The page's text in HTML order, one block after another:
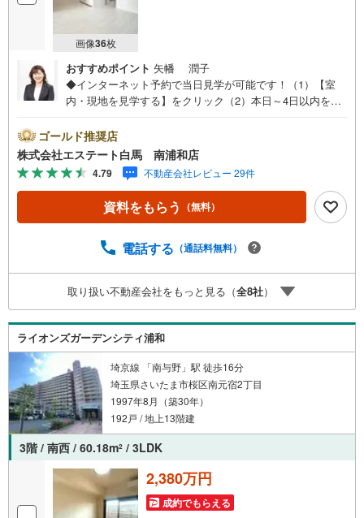
画像36枚
おすすめポイント 矢幡 潤子
◆インターネット予約で当日見学が可能です！（1）【室
内・現地を見学する】をクリック（2）本日～4日以内をご
ください。◆10:00～21:00はお電話でのお問い合わせがス
ムーズです。●7階建て最上階南東向き住戸●新規リノベー
ションマンション●食洗器や浴室乾燥機など充実の設備【Y
ahoo！ 不動産キャンペーン対象店舗です】 当店で物件を
成約するとPayPayボーナスをプレゼント！◆エステート白
馬の5大サポート◆1.FP相談サポート社外のファイナンシ
ス新築住宅は2年、中古住宅は半年の設備修理サービスが無
ーダー住宅「白馬の家」のご提案可能4.見学時、建築士同
行サービス目視検査やリフォーム費用をお伝えするなどの
無料サービス5.お引渡し後もしっかりサポートCSサポート
室がお引渡し後のお悩みもしっかりサポートします
ゴールド推奨店
株式会社エステート白馬 南浦和店
4.79 不動産会社レビュー 29件
資料をもらう （無料）
電話する （通話料無料）
取り扱い不動産会社をもっと見る（全8社）
ライオンズガーデンシティ浦和
埼京線 「南与野」駅 徒歩16分
埼玉県さいたま市桜区南元宿2丁目
1997年8月（築30年）
192戸 / 地上13階建
3階 / 南西 / 60.18m2 / 3LDK
2,380万円
成約でもらえる